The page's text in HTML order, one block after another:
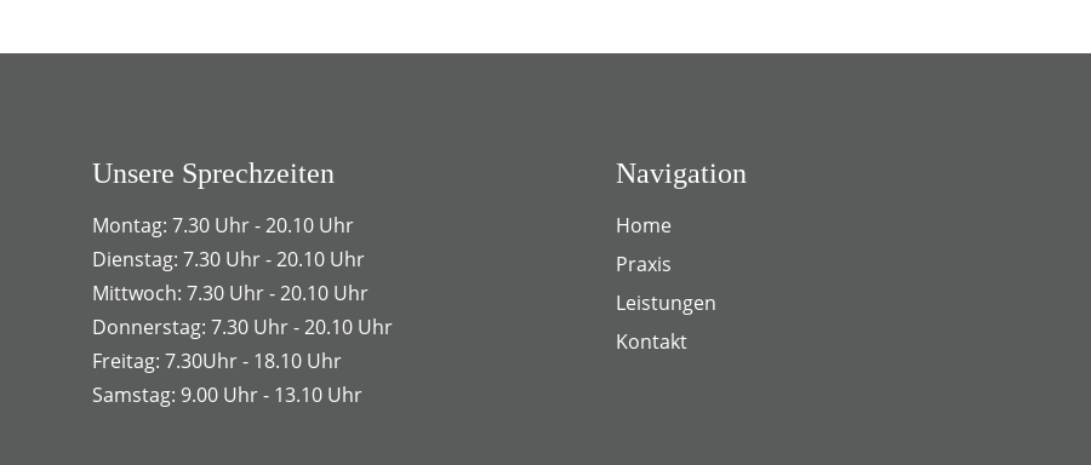
Unsere Sprechzeiten
Montag: 7.30 Uhr - 20.10 Uhr
Dienstag: 7.30 Uhr - 20.10 Uhr
Mittwoch: 7.30 Uhr - 20.10 Uhr
Donnerstag: 7.30 Uhr - 20.10 Uhr
Freitag: 7.30Uhr - 18.10 Uhr
Samstag: 9.00 Uhr - 13.10 Uhr
Navigation
Home
Praxis
Leistungen
Kontakt